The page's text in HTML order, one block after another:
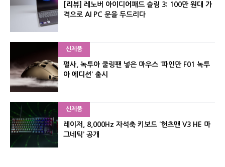
[리뷰] 레노버 아이디어패드 슬림 3: 100만 원대 가
격으로 AI PC 문을 두드리다
신제품
펄사, 녹투아 쿨링팬 넣은 마우스 ‘파인만 F01 녹투
아 에디션’ 출시
신제품
레이저, 8,000Hz 자석축 키보드 ‘헌츠맨 V3 HE 마
그네틱’ 공개